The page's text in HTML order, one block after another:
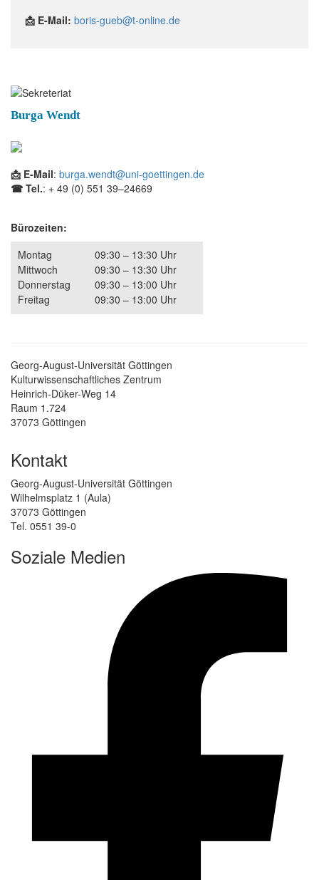
📩 E-Mail: boris-gueb@t-online.de
Burga Wendt
📩 E-Mail: burga.wendt@uni-goettingen.de
☎ Tel.: + 49 (0) 551 39–24669
Bürozeiten:
Montag
09:30 – 13:30 Uhr
Mittwoch
09:30 – 13:30 Uhr
Donnerstag
09:30 – 13:00 Uhr
Freitag
09:30 – 13:00 Uhr
Georg-August-Universität Göttingen
Kulturwissenschaftliches Zentrum
Heinrich-Düker-Weg 14
Raum 1.724
37073 Göttingen
Kontakt
Georg-August-Universität Göttingen
Wilhelmsplatz 1 (Aula)
37073 Göttingen
Tel. 0551 39-0
Soziale Medien